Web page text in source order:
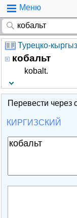
Меню
Турецко-
кобальт
kobalt.
Перевести через
КИРГИЗСКИЙ